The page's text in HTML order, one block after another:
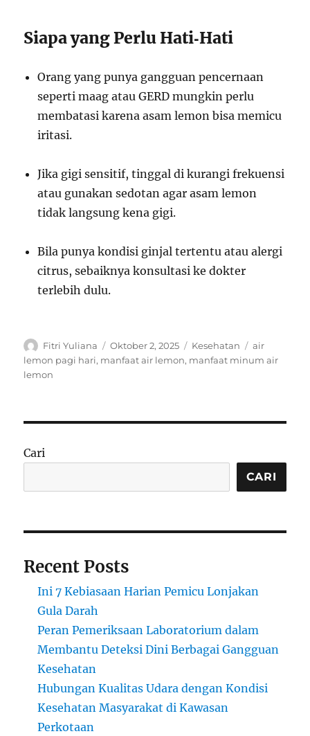
Siapa yang Perlu Hati‑Hati
Orang yang punya gangguan pencernaan
seperti maag atau GERD mungkin perlu
membatasi karena asam lemon bisa memicu
iritasi.
Jika gigi sensitif, tinggal di kurangi frekuensi
atau gunakan sedotan agar asam lemon
tidak langsung kena gigi.
Bila punya kondisi ginjal tertentu atau alergi
citrus, sebaiknya konsultasi ke dokter
terlebih dulu.
Author
Fitri Yuliana
Posted
on
Oktober 2, 2025 Categories
Kesehatan Tags
air
lemon pagi hari, manfaat air lemon, manfaat minum air
lemon
Cari
CARI
Recent Posts
Ini 7 Kebiasaan Harian Pemicu Lonjakan
Gula Darah
Peran Pemeriksaan Laboratorium dalam
Membantu Deteksi Dini Berbagai Gangguan
Kesehatan
Hubungan Kualitas Udara dengan Kondisi
Kesehatan Masyarakat di Kawasan
Perkotaan